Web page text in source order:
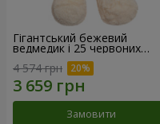
Гігантський бежевий
ведмедик і 25 червоних
троянд
4 574 грн
Замовити